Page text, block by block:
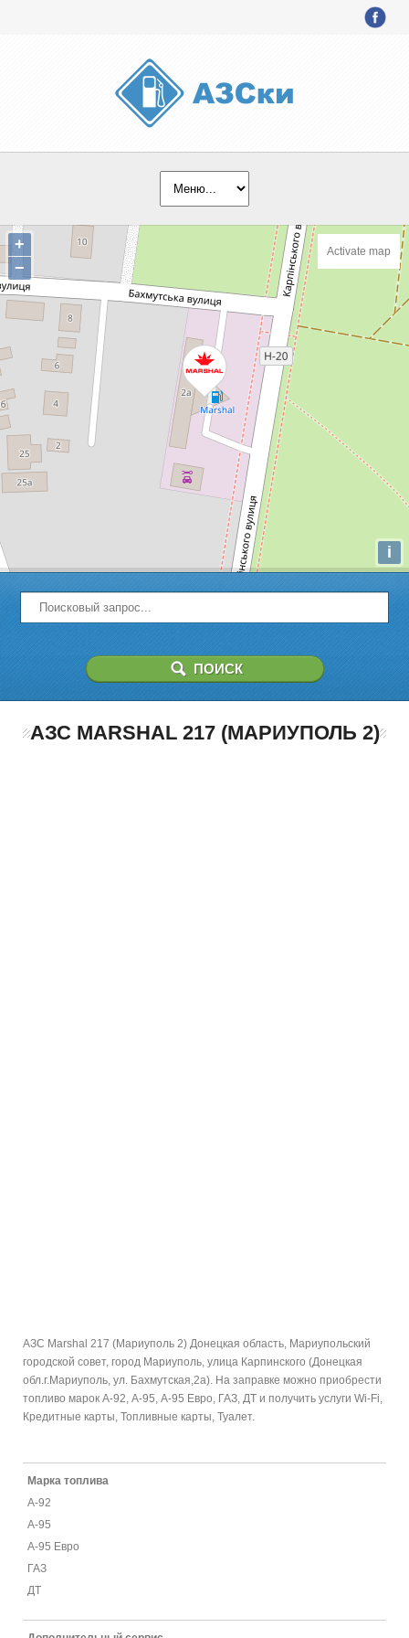
+
−
i
Activate map
АЗС MARSHAL 217 (МАРИУПОЛЬ 2)
АЗС Marshal 217 (Мариуполь 2) Донецкая область, Мариупольский
городской совет, город Мариуполь, улица Карпинского (Донецкая
обл.г.Мариуполь, ул. Бахмутская,2а). На заправке можно приобрести
топливо марок А-92, А-95, А-95 Евро, ГАЗ, ДТ и получить услуги Wi-Fi,
Кредитные карты, Топливные карты, Туалет.
Марка топлива
А-92
А-95
А-95 Евро
ГАЗ
ДТ